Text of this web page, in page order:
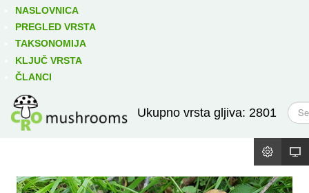
NASLOVNICA
PREGLED VRSTA
TAKSONOMIJA
KLJUČ VRSTA
ČLANCI
Ukupno vrsta gljiva: 2801
T
r
ž
Izravno podređene niže takse: